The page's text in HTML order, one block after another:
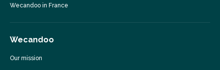
Wecandoo in France
Wecandoo
Our mission